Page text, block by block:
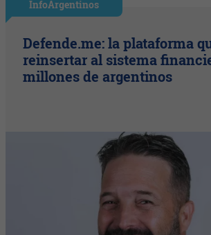
InfoArgentinos
Defende.me: la plataforma
reinsertar al sistema
millones de argentinos